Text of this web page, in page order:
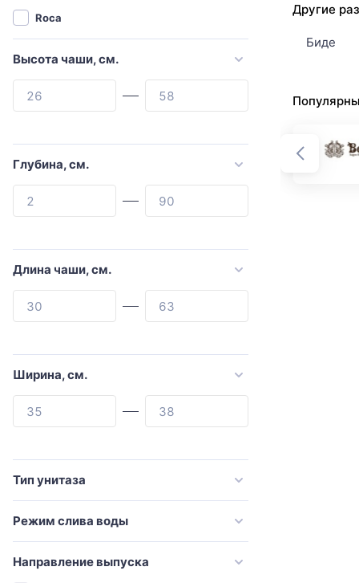
Roca
Abber
Azario
Black&White
Ceramica Nova
Высота чаши, см.
Глубина, см.
Длина чаши, см.
Ширина, см.
Тип унитаза
Режим слива воды
Направление выпуска
Другие
Биде